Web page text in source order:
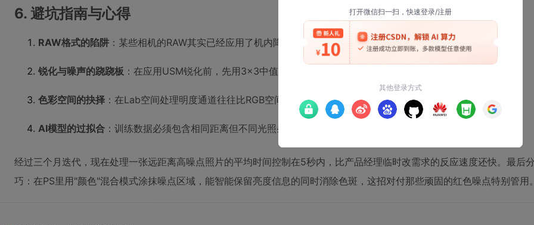
6. 避坑指南与心得
RAW格式的陷阱 ：某些相机的RAW其实已经应用了机内降噪，建议关闭所有"高ISO降噪"选项获取真实数据
锐化与噪声的跷跷板 ：在应用USM锐化前，先用3×3中值滤波器处理高频区域，可避免噪声被强化
色彩空间的抉择 ：在Lab空间处理明度通道往往比RGB空间更高效，但要注意a/b通道的色度噪声需要单独处理
AI模型的过拟合 ：训练数据必须包含相同距离但不同光照条件的样本，否则模型会误把阴影当噪声
经过三个月迭代，现在处理一张远距离高噪点照片的平均时间控制在5秒内，比产品经理临时改需求的反应速度还快。最后
巧：在PS里用"颜色"混合模式涂抹噪点区域，能智能保留亮度信息的同时消除色斑，这招对付那些顽固的红色噪点特别管用